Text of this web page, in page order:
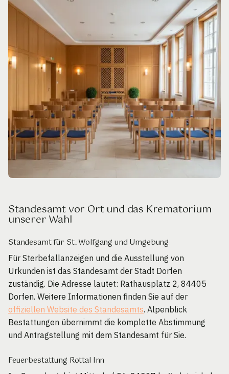
Standesamt vor Ort und das Krematorium
unserer Wahl
Standesamt für St. Wolfgang und Umgebung
Für Sterbefallanzeigen und die Ausstellung von
Urkunden ist das Standesamt der Stadt Dorfen
zuständig. Die Adresse lautet: Rathausplatz 2, 84405
Dorfen. Weitere Informationen finden Sie auf der
offiziellen Website des Standesamts. Alpenblick
Bestattungen übernimmt die komplette Abstimmung
und Antragstellung mit dem Standesamt für Sie.
Feuerbestattung Rottal Inn